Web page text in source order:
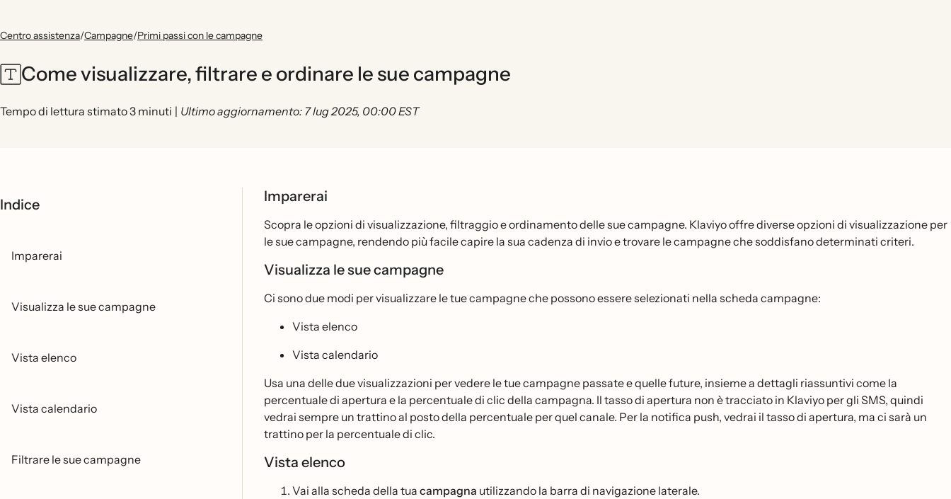
Centro assistenza/Campagne/Primi passi con le campagne
Come visualizzare, filtrare e ordinare le sue campagne
Tempo di lettura stimato 3 minuti | Ultimo aggiornamento: 7 lug 2025, 00:00 EST
Indice
Imparerai
Visualizza le sue campagne
Vista elenco
Vista calendario
Filtrare le sue campagne
Imparerai
Scopra le opzioni di visualizzazione, filtraggio e ordinamento delle sue campagne. Klaviyo offre diverse opzioni di visualizzazione per
le sue campagne, rendendo più facile capire la sua cadenza di invio e trovare le campagne che soddisfano determinati criteri.
Visualizza le sue campagne
Ci sono due modi per visualizzare le tue campagne che possono essere selezionati nella scheda campagne:
Vista elenco
Vista calendario
Usa una delle due visualizzazioni per vedere le tue campagne passate e quelle future, insieme a dettagli riassuntivi come la
percentuale di apertura e la percentuale di clic della campagna. Il tasso di apertura non è tracciato in Klaviyo per gli SMS, quindi
vedrai sempre un trattino al posto della percentuale per quel canale. Per la notifica push, vedrai il tasso di apertura, ma ci sarà un
trattino per la percentuale di clic.
Vista elenco
Vai alla scheda della tua campagna utilizzando la barra di navigazione laterale.